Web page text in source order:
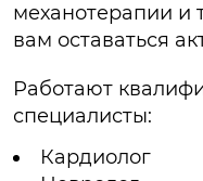
механотерапии и
вам оставаться
Работают
специалисты:
Кардиолог